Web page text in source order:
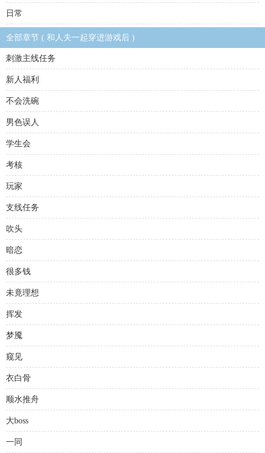
日常
全部章节 ( 和人夫一起穿进游戏后 )
刺激主线任务
新人福利
不会洗碗
男色误人
学生会
考核
玩家
支线任务
吹头
暗恋
很多钱
未竟理想
挥发
梦魇
窥见
衣白骨
顺水推舟
大boss
一同